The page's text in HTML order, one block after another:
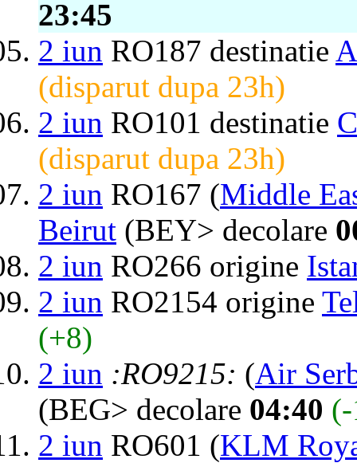
23:45
2 iun RO187 destinatie
(disparut dupa 23h)
2 iun RO101 destinatie
(disparut dupa 23h)
2 iun RO167 (Middle
Beirut (BEY> decolare
2 iun RO266 origine
2 iun RO2154 origine
(+8)
2 iun :RO9215: (Air
(BEG> decolare 04:40
2 iun RO601 (KLM